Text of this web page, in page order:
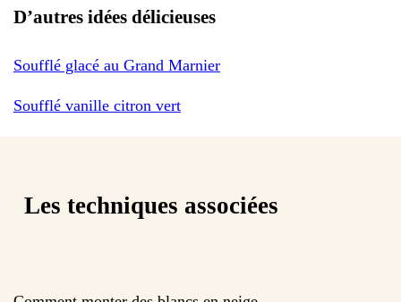
D’autres idées délicieuses
Soufflé glacé au Grand Marnier
Soufflé vanille citron vert
Les techniques associées